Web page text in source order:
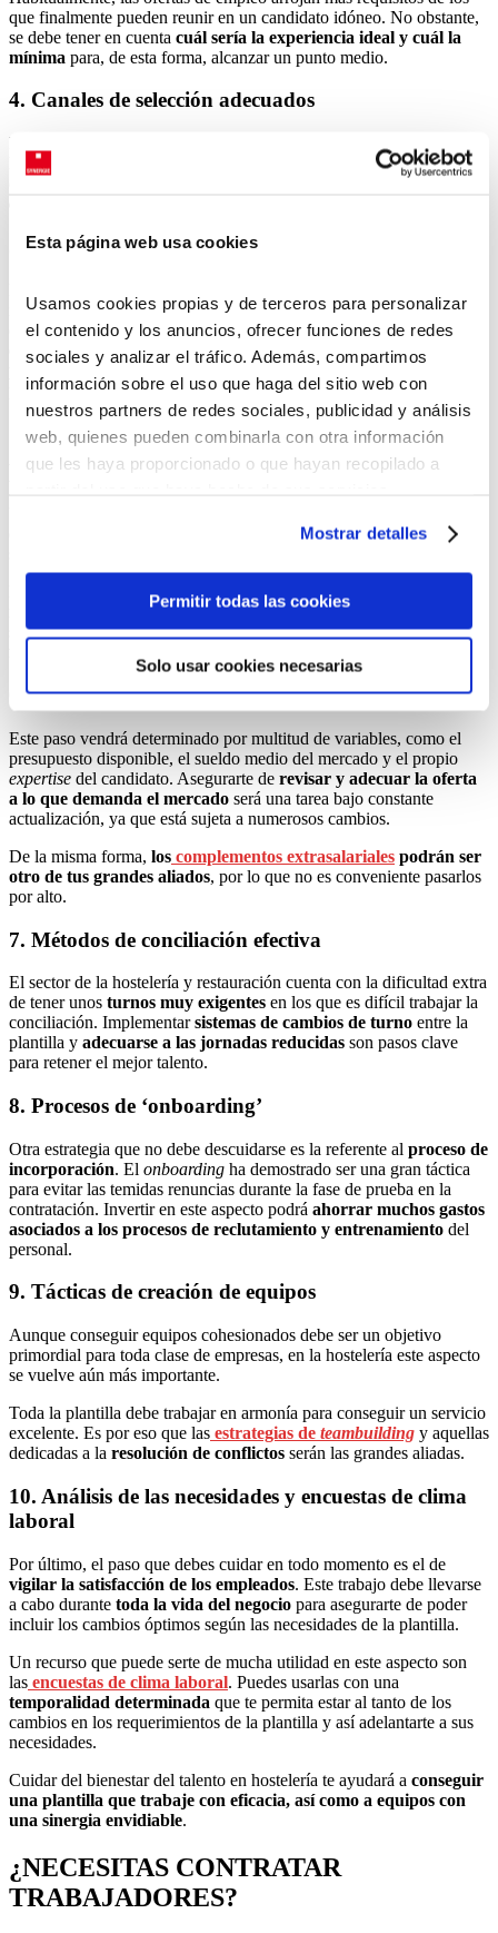
Esta página web usa cookies
Usamos cookies propias y de terceros para personalizar
el contenido y los anuncios, ofrecer funciones de redes
sociales y analizar el tráfico. Además, compartimos
información sobre el uso que haga del sitio web con
nuestros partners de redes sociales, publicidad y análisis
web, quienes pueden combinarla con otra información
que les haya proporcionado o que hayan recopilado a
“Permitir todas las cookies”, rechazarlas todas salvo las
estrictamente técnicas pulsando el botón “Solo usar
cookies necesarias” o seleccionar aquellas para las que
presta su consentimiento pulsando el botón “Permitir
Consulta nuestraPolítica de Cookies
momento en el botón que aparece en la esquina
izquierda de la página.
Mostrar detalles
Permitir todas las cookies
Solo usar cookies necesarias
que finalmente pueden reunir en un candidato idóneo. No obstante,
se debe tener en cuenta cuál sería la experiencia ideal y cuál la
mínima para, de esta forma, alcanzar un punto medio.
4. Canales de selección adecuados
Publicar la oferta de empleo en un solo canal puede llegar a ser un
hándicap a la hora de contratar. En estos casos es conveniente
online
5. Técnicas de apoyo en entrevistas
imprescindible a la hora de contactar con un candidato y empezar a
conocerlo. Sin embargo,aplicar otras técnicas de entrevista
complementarias, como laspruebas prácticaso lasentrevistas
ayudarán a concretar de forma más adecuada los
perfiles que se buscan.
¿Cómo aumentar los índices de retención
para trabajadores de hostelería?
contar con una plantilla que cumpla con las expectativas dentro del
Para asegurarte de que la rotación laboral y los costes asociados al
trainingno se vuelven un problema para tu empresa,
será necesario que implementesmedidas adecuadas de
6. Definir salario y complementos extrasalariales
Este paso vendrá determinado por multitud de variables, como el
presupuesto disponible, el sueldo medio del mercado y el propio
expertise del candidato. Asegurarte de revisar y adecuar la oferta
a lo que demanda el mercado será una tarea bajo constante
actualización, ya que está sujeta a numerosos cambios.
De la misma forma, los complementos extrasalariales podrán ser
otro de tus grandes aliados, por lo que no es conveniente pasarlos
por alto.
7. Métodos de conciliación efectiva
El sector de la hostelería y restauración cuenta con la dificultad extra
de tener unos turnos muy exigentes en los que es difícil trabajar la
conciliación. Implementarsistemas de cambios de turno entre la
plantilla y adecuarse a las jornadas reducidas son pasos clave
para retener el mejor talento.
8. Procesos de ‘onboarding’
Otra estrategia que no debe descuidarse es la referente al proceso de
incorporación. El onboarding ha demostrado ser una gran táctica
para evitar las temidas renuncias durante la fase de prueba en la
contratación. Invertir en este aspecto podrá ahorrar muchos gastos
asociados a los procesos de reclutamiento y entrenamiento del
personal.
9. Tácticas de creación de equipos
Aunque conseguir equipos cohesionados debe ser un objetivo
primordial para toda clase de empresas, en la hostelería este aspecto
se vuelve aún más importante.
Toda la plantilla debe trabajar en armonía para conseguir un servicio
excelente. Es por eso que las estrategias de teambuilding y aquellas
dedicadas a la resolución de conflictos serán las grandes aliadas.
10. Análisis de las necesidades y encuestas de clima
laboral
Por último, el paso que debes cuidar en todo momento es el de
vigilar la satisfacción de los empleados. Este trabajo debe llevarse
a cabo durante toda la vida del negocio para asegurarte de poder
incluir los cambios óptimos según las necesidades de la plantilla.
Un recurso que puede serte de mucha utilidad en este aspecto son
las encuestas de clima laboral. Puedes usarlas con una
temporalidad determinada que te permita estar al tanto de los
cambios en los requerimientos de la plantilla y así adelantarte a sus
necesidades.
Cuidar del bienestar del talento en hostelería te ayudará a conseguir
una plantilla que trabaje con eficacia, así como a equipos con
una sinergia envidiable.
¿NECESITAS CONTRATAR
TRABAJADORES?